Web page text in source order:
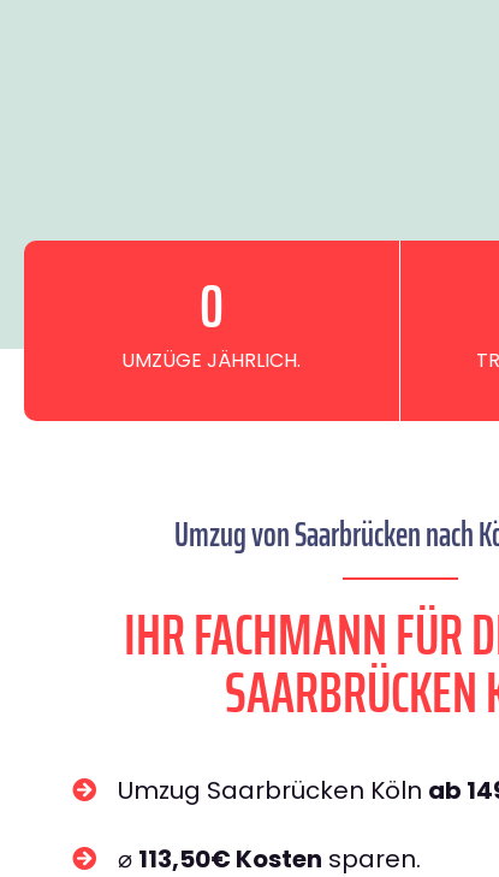
UMZÜGE JÄHRLICH.
0
Umzug von Saarbrücken nach
IHR FACHMANN FÜR
SAARBRÜCKEN
Umzug Saarbrücken Köln ab
⌀ 113,50€ Kosten sparen.